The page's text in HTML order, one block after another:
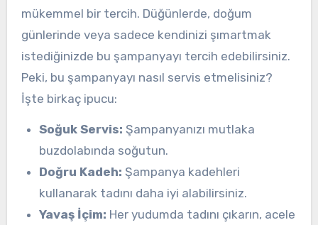
mükemmel bir tercih. Düğünlerde, doğum
günlerinde veya sadece kendinizi şımartmak
istediğinizde bu şampanyayı tercih edebilirsiniz.
Peki, bu şampanyayı nasıl servis etmelisiniz?
İşte birkaç ipucu:
Soğuk Servis: Şampanyanızı mutlaka
buzdolabında soğutun.
Doğru Kadeh: Şampanya kadehleri
kullanarak tadını daha iyi alabilirsiniz.
Yavaş İçim: Her yudumda tadını çıkarın, acele